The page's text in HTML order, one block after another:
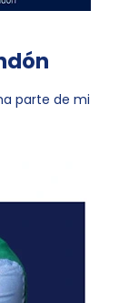
parte de mi